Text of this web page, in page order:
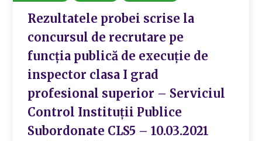
Rezultatele probei scrise la
concursul de recrutare pe
funcția publică de execuție de
inspector clasa I grad
profesional superior – Serviciul
Control Instituții Publice
Subordonate CLS5 – 10.03.2021